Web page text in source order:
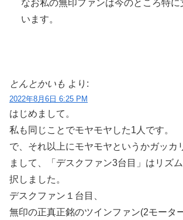
なお私の無印ファンは今のところ特に
います。
とんとかいも より:
2022年8月6日 6:25 PM
はじめまして。
私も同じことでモヤモヤした1人です。
で、それ以上にモヤモヤというかガッカ
まして、「デスクファン3台目」はリズ
択しました。
デスクファン１台目、
無印の正真正銘のツインファン(2モーター